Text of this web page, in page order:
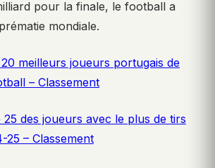
pour la finale, le football a
mondiale.
20 meilleurs joueurs portugais de
– Classement
25 des joueurs avec le plus de tirs
25 – Classement